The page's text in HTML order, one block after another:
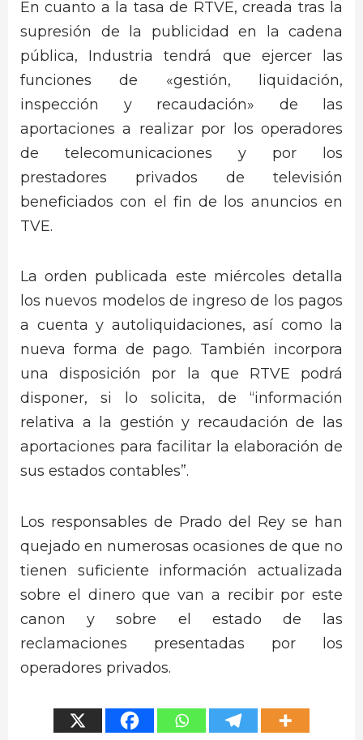
En cuanto a la tasa de RTVE, creada tras la
supresión de la publicidad en la cadena
pública, Industria tendrá que ejercer las
funciones de «gestión, liquidación,
inspección y recaudación» de las
aportaciones a realizar por los operadores
de telecomunicaciones y por los
prestadores privados de televisión
beneficiados con el fin de los anuncios en
TVE.
La orden publicada este miércoles detalla
los nuevos modelos de ingreso de los pagos
a cuenta y autoliquidaciones, así como la
nueva forma de pago. También incorpora
una disposición por la que RTVE podrá
disponer, si lo solicita, de “información
relativa a la gestión y recaudación de las
aportaciones para facilitar la elaboración de
sus estados contables”.
Los responsables de Prado del Rey se han
quejado en numerosas ocasiones de que no
tienen suficiente información actualizada
sobre el dinero que van a recibir por este
canon y sobre el estado de las
reclamaciones presentadas por los
operadores privados.